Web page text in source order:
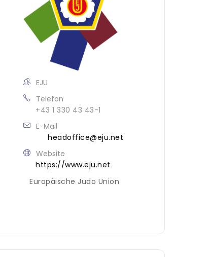
EJU
Telefon
+43 1 330 43 43-1
E-Mail
headoffice@eju.net
Website
https://www.eju.net
Europäische Judo Union